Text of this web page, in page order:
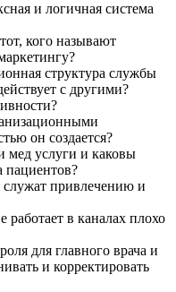
и логичная система
кого называют
структура службы
с другими?
он создается?
мед услуги и каковы
пациентов?
привлечению и
работает в каналах плохо
для главного врача и
и корректировать